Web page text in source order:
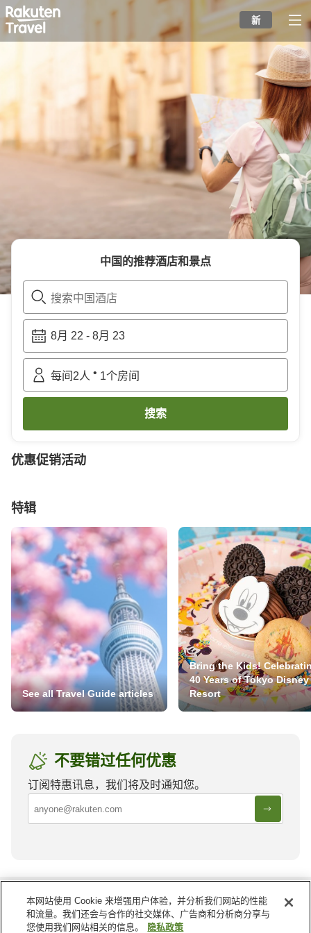
to
top
page
新
中国 的推荐酒店和景点
搜索中国酒店
8月 22 - 8月 23
每间 2人 • 1个房间
搜索
优惠促销活动
特辑
See all Travel Guide articles
Bring the Kids!
40 Years of Tokyo Disney
Resort
不要错过任何优惠
订阅特惠讯息，我们将及时通知您。
上海
云南
本网站使用 Cookie 来增强用户体验，并分析我们网站的性能
和流量。我们还会与合作的社交媒体、广告商和分析商分享与
您使用我们网站相关的信息。
隐私政策